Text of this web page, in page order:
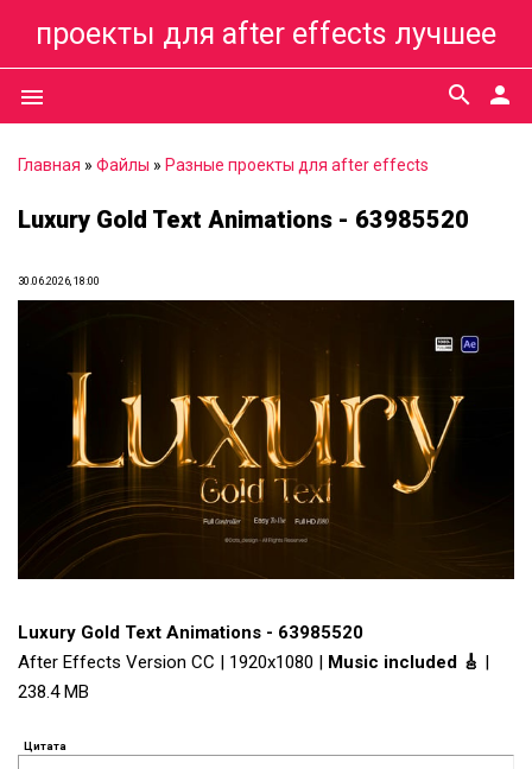
проекты для after effects лучшее
menu person
search
Главная » Файлы » Разные проекты для after effects
Luxury Gold Text Animations - 63985520
30.06.2026, 18:00
Luxury Gold Text Animations - 63985520
After Effects Version CC | 1920x1080 | Music included 🎸 |
238.4 MB
Цитата